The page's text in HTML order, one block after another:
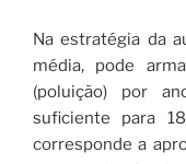
Na estratégia da
média, pode
(poluição) por
suficiente para
corresponde a